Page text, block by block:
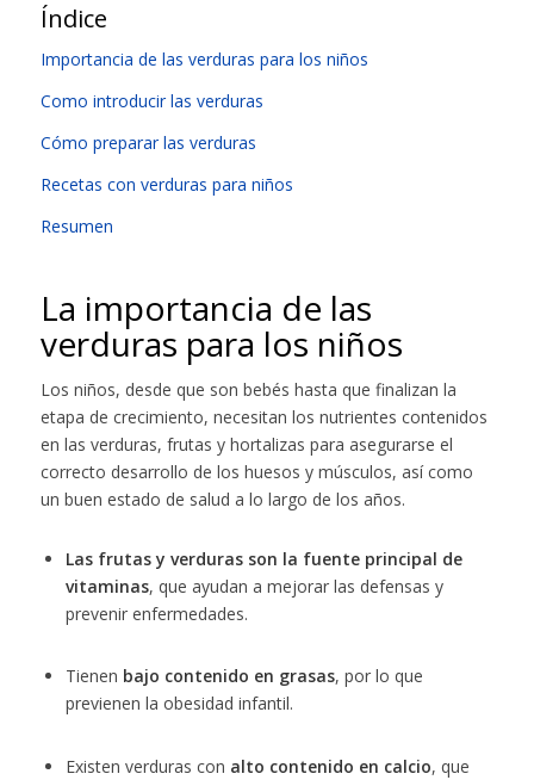
Índice
Importancia de las verduras para los niños
Como introducir las verduras
Cómo preparar las verduras
Recetas con verduras para niños
Resumen
La importancia de las
verduras para los niños
Los niños, desde que son bebés hasta que finalizan la
etapa de crecimiento, necesitan los nutrientes contenidos
en las verduras, frutas y hortalizas para asegurarse el
correcto desarrollo de los huesos y músculos, así como
un buen estado de salud a lo largo de los años.
Las frutas y verduras son la fuente principal de
vitaminas, que ayudan a mejorar las defensas y
prevenir enfermedades.
Tienen bajo contenido en grasas, por lo que
previenen la obesidad infantil.
Existen verduras con alto contenido en calcio, que